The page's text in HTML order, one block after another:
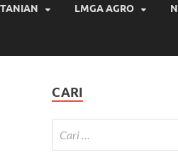
LMGA AGRO
CARI